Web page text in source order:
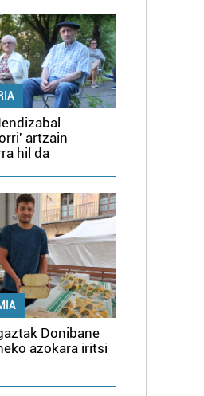
artzain
hil da
Donibane
azokara iritsi